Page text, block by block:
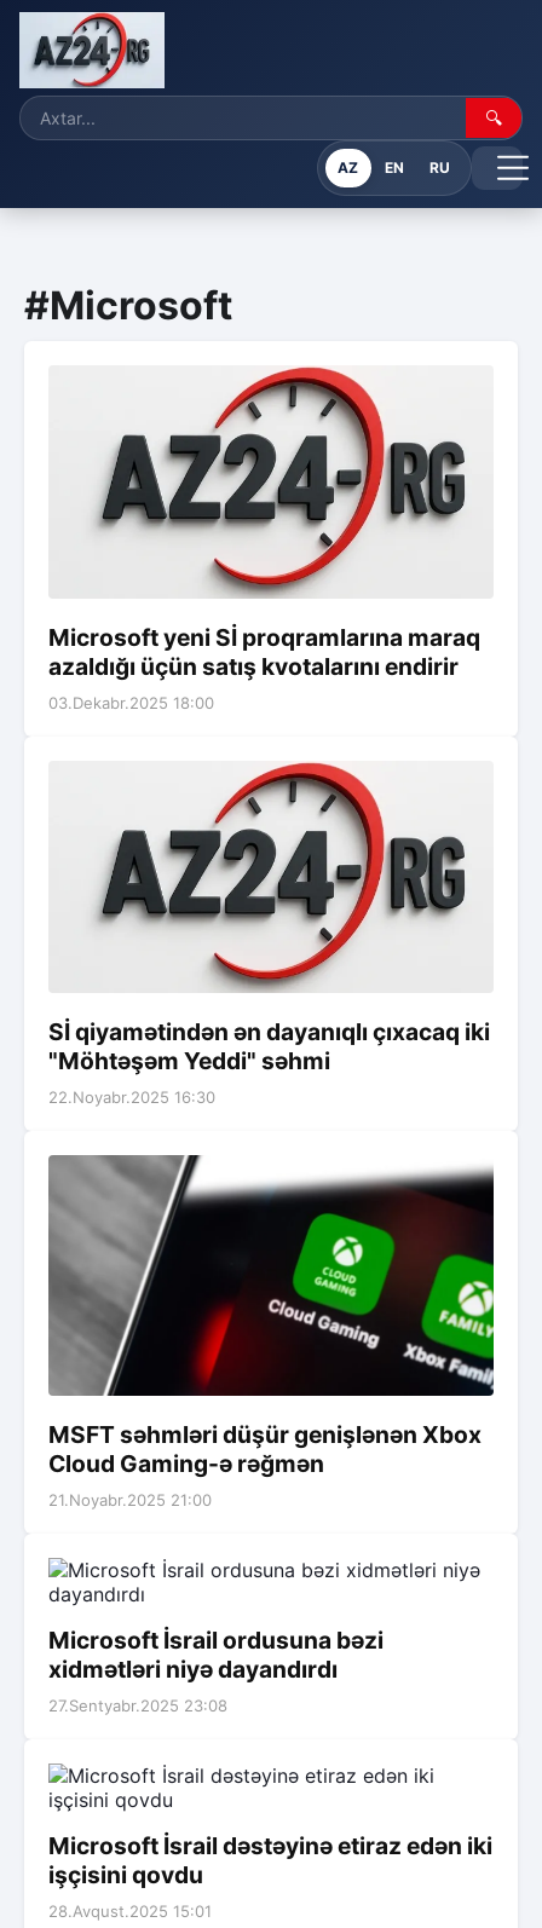
🔍
AZ EN RU
#Microsoft
Microsoft yeni Sİ proqramlarına maraq
azaldığı üçün satış kvotalarını endirir
03.Dekabr.2025 18:00
Sİ qiyamətindən ən dayanıqlı çıxacaq iki
"Möhtəşəm Yeddi" səhmi
22.Noyabr.2025 16:30
MSFT səhmləri düşür genişlənən Xbox
Cloud Gaming-ə rəğmən
21.Noyabr.2025 21:00
Microsoft İsrail ordusuna bəzi
xidmətləri niyə dayandırdı
27.Sentyabr.2025 23:08
Microsoft İsrail dəstəyinə etiraz edən iki
işçisini qovdu
28.Avqust.2025 15:01